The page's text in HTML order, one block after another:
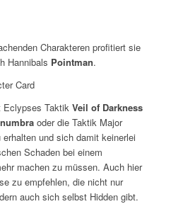
Charakteren profitiert sie
Hannibals Pointman.
Eclypses Taktik Veil of Darkness
oder die Taktik Major
und sich damit keinerlei
Schaden bei einem
machen zu müssen. Auch hier
zu empfehlen, die nicht nur
auch sich selbst Hidden gibt.